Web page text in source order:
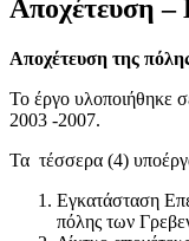
Αποχέτευση –
Αποχέτευση της
Το έργο υλοποιήθηκε
2003 -2007.
Τα τέσσερα (4)
Εγκατάσταση
πόλης των